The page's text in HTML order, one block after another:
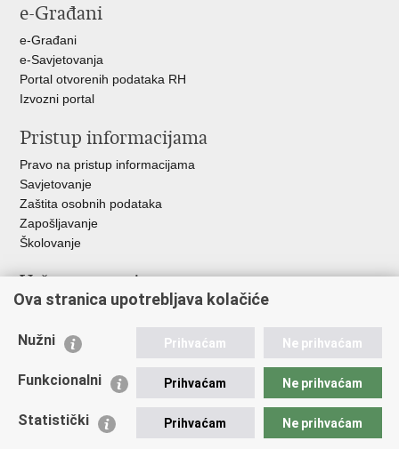
FacebookuTwitteru
e-Građani
e-Građani
e-Savjetovanja
Portal otvorenih podataka RH
Izvozni portal
Pristup informacijama
Pravo na pristup informacijama
Savjetovanje
Zaštita osobnih podataka
Zapošljavanje
Školovanje
Važne poveznice
Ministarstvo unutarnjih poslova
Udruge
Policijska akademija
Zaklada policijske solidarnosti
Ova stranica upotrebljava kolačiće
Nužni Prihvaćam Ne prihvaćam
Funkcionalni Prihvaćam Ne prihvaćam
Statistički Prihvaćam Ne prihvaćam